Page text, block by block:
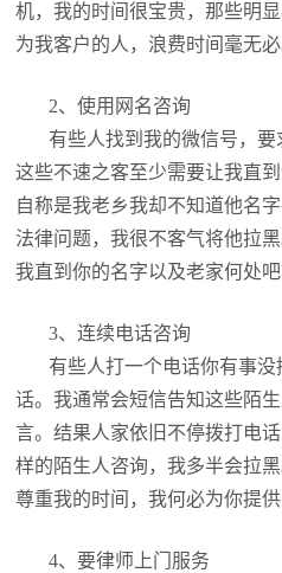
机，我的时间很宝贵，那些明
为我客户的人，浪费时间毫无必
2、使用网名咨询
有些人找到我的微信号，要
这些不速之客至少需要让我直
自称是我老乡我却不知道他名
法律问题，我很不客气将他拉
我直到你的名字以及老家何处吧
3、连续电话咨询
有些人打一个电话你有事
话。我通常会短信告知这些陌
言。结果人家依旧不停拨打电
样的陌生人咨询，我多半会拉
尊重我的时间，我何必为你提供
4、要律师上门服务